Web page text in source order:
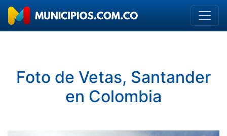
Foto de Vetas, Santander
en Colombia